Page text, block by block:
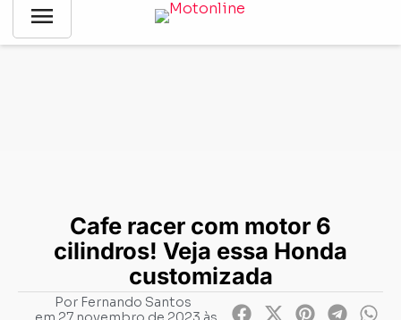
menu
Notícias Customização-Cafe racer com motor 6 cilindros!
Cafe racer com motor 6
cilindros! Veja essa Honda
customizada
PorFernando Santos